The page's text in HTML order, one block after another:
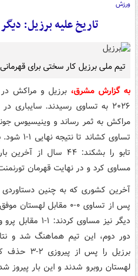
ورزش
تاریخ علیه برزیل:
تیم ملی برزیل کار سختی برای
به گزارش مشرق، برزیل و مراکش
مراکش به ثمر رساند و وینیسیوس
تساوی
تابو را بشکند: ۴۴
مساوی کرد و در نهایت قهرمان
پس از تساوی ۰-۰ مقابل
دور دوم، این تیم هماهنگ شد و
برزیل را
لهستان روبرو شدند و این بار پیروز